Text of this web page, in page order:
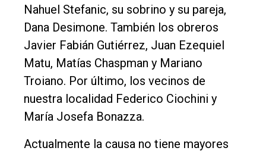
Nahuel Stefanic, su sobrino y su pareja,
Dana Desimone. También los obreros
Javier Fabián Gutiérrez, Juan Ezequiel
Matu, Matías Chaspman y Mariano
Troiano. Por último, los vecinos de
nuestra localidad Federico Ciochini y
María Josefa Bonazza.
Actualmente la causa no tiene mayores